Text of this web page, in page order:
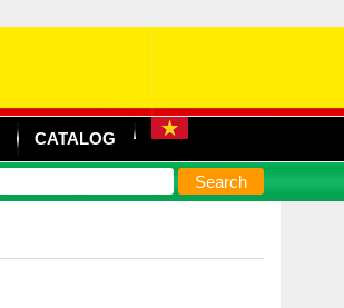
CATALOG